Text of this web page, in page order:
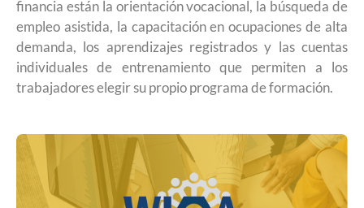
financia están la orientación vocacional, la búsqueda de
empleo asistida, la capacitación en ocupaciones de alta
demanda, los aprendizajes registrados y las cuentas
individuales de entrenamiento que permiten a los
trabajadores elegir su propio programa de formación.